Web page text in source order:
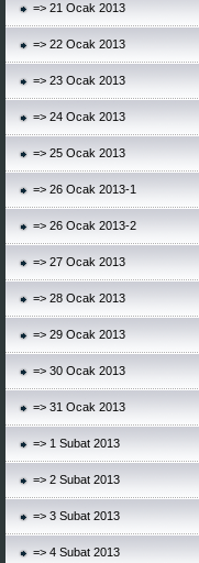
=> 21 Ocak 2013
=> 22 Ocak 2013
=> 23 Ocak 2013
=> 24 Ocak 2013
=> 25 Ocak 2013
=> 26 Ocak 2013-1
=> 26 Ocak 2013-2
=> 27 Ocak 2013
=> 28 Ocak 2013
=> 29 Ocak 2013
=> 30 Ocak 2013
=> 31 Ocak 2013
=> 1 Subat 2013
=> 2 Subat 2013
=> 3 Subat 2013
=> 4 Subat 2013